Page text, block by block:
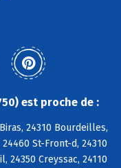
est proche de :
24310 Bourdeilles,
St-Front-d, 24310
24350 Creyssac, 24110